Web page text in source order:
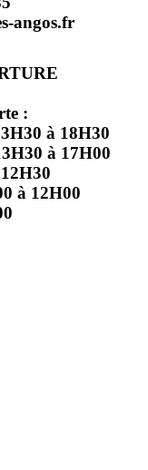
angos.fr
:
à 18H30
à 17H00
à 12H00